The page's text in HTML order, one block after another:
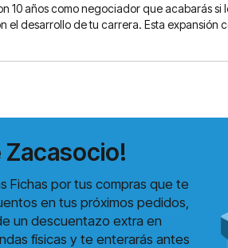
10 años como negociador que acabarás
el desarrollo de tu carrera. Esta expansión
Zacasocio!
Fichas por tus compras que te
en tus próximos pedidos,
un descuentazo extra en
físicas y te enterarás antes